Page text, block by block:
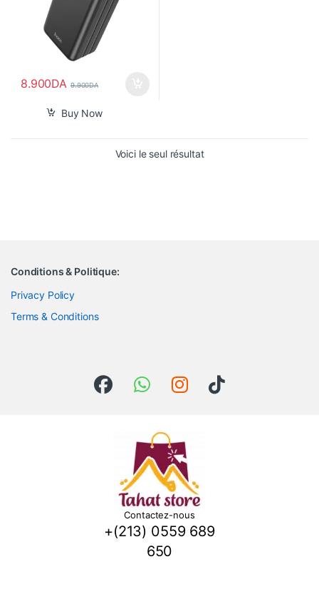
8.900DA 9.900DA
Buy Now
Voici le seul résultat
Conditions & Politique:
Privacy Policy
Terms & Conditions
Contactez-nous
+(213) 0559 689
650